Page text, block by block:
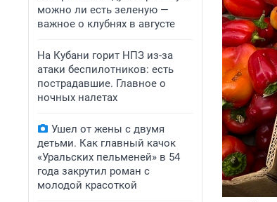
можно ли есть зеленую —
важное о клубнях в августе
На Кубани горит НПЗ из-за
атаки беспилотников: есть
пострадавшие. Главное о
ночных налетах
Ушел от жены с двумя
детьми. Как главный качок
«Уральских пельменей» в 54
года закрутил роман с
молодой красоткой